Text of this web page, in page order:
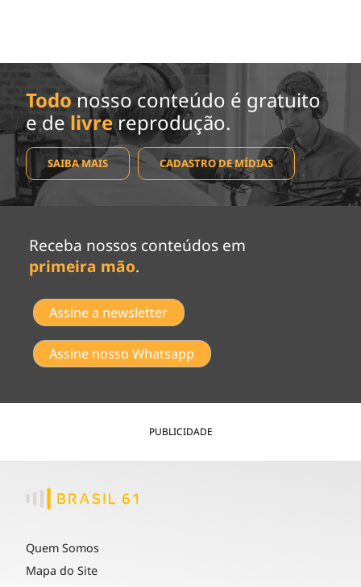
Todo nosso conteúdo é gratuito
e de livrereprodução.
SAIBA MAIS CADASTRO DE MÍDIAS
Receba nossos conteúdos em
primeira mão.
Assine a newsletter
Assine nosso Whatsapp
PUBLICIDADE
Quem Somos
Mapa do Site